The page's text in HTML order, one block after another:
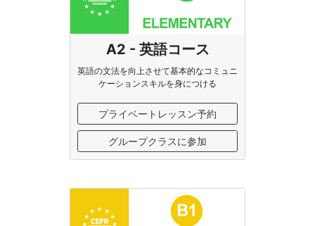
A2 - 英語コース
英語の文法を向上させて基本的なコミュニ
ケーションスキルを身につける
プライベートレッスン予約
グループクラスに参加